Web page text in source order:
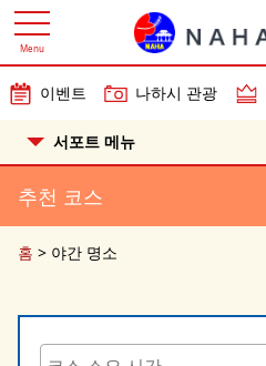
이벤트 나하시 관광
Menu
서포트 메뉴
추천 코스
홈 > 야간 명소